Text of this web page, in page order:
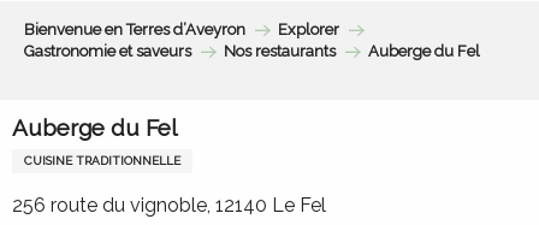
Bienvenue en Terres d’Aveyron
Explorer
Gastronomie et saveurs
Nos restaurants Auberge du Fel
Auberge du Fel
CUISINE TRADITIONNELLE
256 route du vignoble, 12140 Le Fel